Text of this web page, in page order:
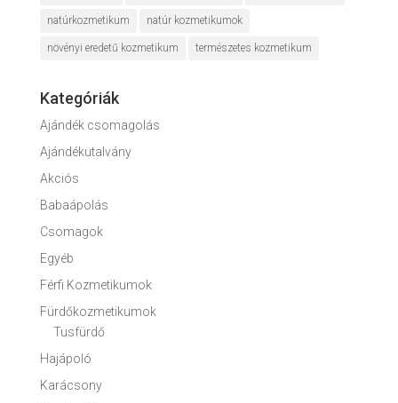
natúrkozmetikum natúr kozmetikumok
növényi eredetű kozmetikum természetes kozmetikum
Kategóriák
Ajándék csomagolás
Ajándékutalvány
Akciós
Babaápolás
Csomagok
Egyéb
Férfi Kozmetikumok
Fürdőkozmetikumok
Tusfürdő
Hajápoló
Karácsony